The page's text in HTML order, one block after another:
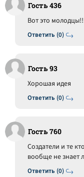
Гость 436
Ответить (0)
Вот это
Гость 93
Ответить (0)
Хорошая идея
Гость 760
Ответить (0)
Создатели и те
вообще не знает